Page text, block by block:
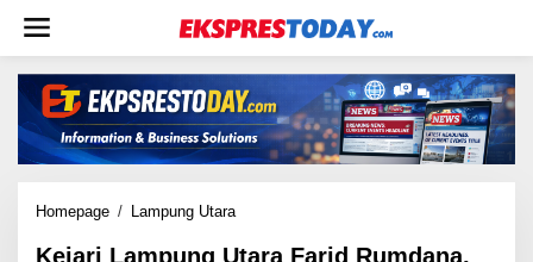
w
Homepage / Lampung UtaraK
Kejari Lampung Utara Farid Rumdana,